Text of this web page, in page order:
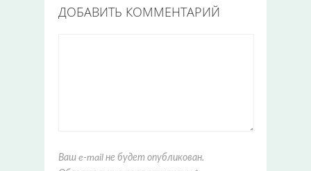
ДОБАВИТЬ КОММЕНТАРИЙ
Ваш e-mail не будет опубликован.